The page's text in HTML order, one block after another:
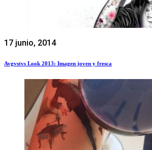
17 junio, 2014
Avgvstvs Look 2013: Imagen joven y fresca